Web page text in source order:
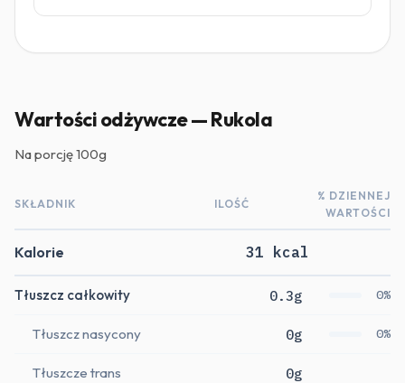
Wartości odżywcze — Rukola
Na porcję100g
SKŁADNIK ILOŚĆ
% DZIENNEJ
WARTOŚCI
Kalorie 31 kcal
Tłuszcz całkowity 0.3g 0%
Tłuszcz nasycony 0g 0%
Tłuszcze trans 0g